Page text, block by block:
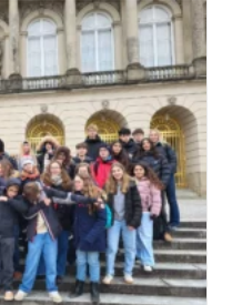
Mobilité internationale